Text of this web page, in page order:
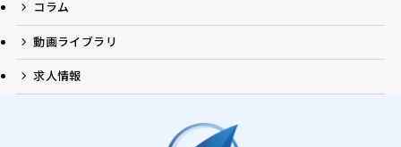
コラム
動画ライブラリ
求人情報